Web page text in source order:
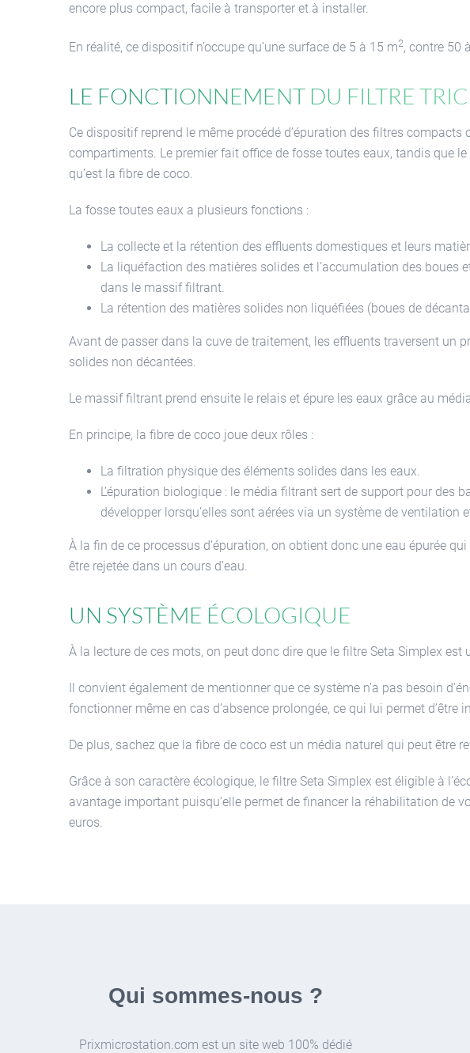
encore plus compact, facile à transporter et à installer.
En réalité, ce dispositif n’occupe qu’une surface de 5 à 15 m2, contre 50
Le fonctionnement du filtre
Ce dispositif reprend le même procédé d’épuration des filtres compacts
compartiments. Le premier fait office de fosse toutes eaux, tandis que
qu’est la fibre de coco.
La fosse toutes eaux a plusieurs fonctions :
La collecte et la rétention des effluents domestiques et leurs
La liquéfaction des matières solides et l’accumulation des boues
dans le massif filtrant.
La rétention des matières solides non liquéfiées (boues de
Avant de passer dans la cuve de traitement, les effluents traversent un
solides non décantées.
Le massif filtrant prend ensuite le relais et épure les eaux grâce au
En principe, la fibre de coco joue deux rôles :
La filtration physique des éléments solides dans les eaux.
L’épuration biologique : le média filtrant sert de support pour des
développer lorsqu’elles sont aérées via un système de ventilation
À la fin de ce processus d’épuration, on obtient donc une eau épurée
être rejetée dans un cours d’eau.
Un système écologique
À la lecture de ces mots, on peut donc dire que le filtre Seta Simplex
Il convient également de mentionner que ce système n’a pas besoin
fonctionner même en cas d’absence prolongée, ce qui lui permet d’être
De plus, sachez que la fibre de coco est un média naturel qui peut être
Grâce à son caractère écologique, le filtre Seta Simplex est éligible à
avantage important puisqu’elle permet de financer la réhabilitation de
euros.
Qui sommes-nous ?
Prixmicrostation.com est un site web 100% dédié